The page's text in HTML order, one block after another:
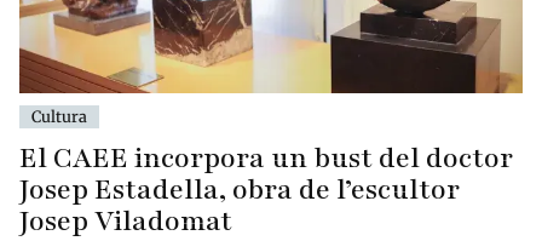
Cultura
El CAEE incorpora un bust del doctor
Josep Estadella, obra de l’escultor
Josep Viladomat